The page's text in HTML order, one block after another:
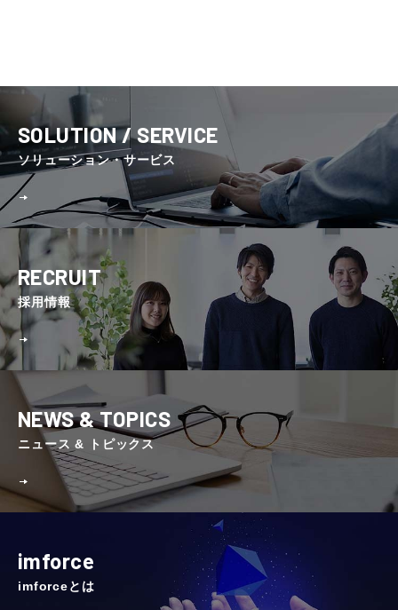
SOLUTION / SERVICE
ソリューション・サービス
RECRUIT
採⽤情報
NEWS & TOPICS
ニュース & トピックス
imforce
imforceとは